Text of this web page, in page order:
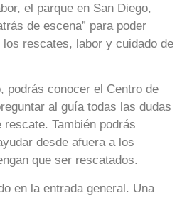
el parque en San Diego,
de escena” para poder
rescates, labor y cuidado de
podrás conocer el Centro de
al guía todas las dudas
También podrás
desde afuera a los
que ser rescatados.
en la entrada general. Una